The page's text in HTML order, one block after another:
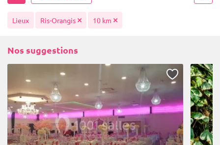
Lieux Ris-Orangis 10 km
Nos suggestions